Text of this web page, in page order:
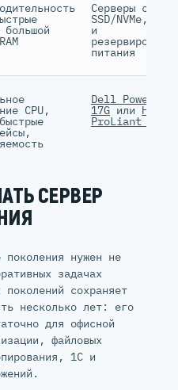
Серверы с
SSD/NVMe,
и
питания
CPU,
Dell
17G или HPE
ProLiant
СЕРВЕР
поколения нужен не
задачах
поколений сохраняет
несколько лет: его
для офисной
файловых
1С и